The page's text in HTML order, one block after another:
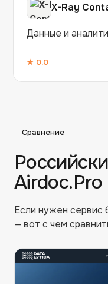
X-Ray
Данные и
★ 0.0
Сравнение
Airdoc.Pro
Если нужен сервис
— вот с чем